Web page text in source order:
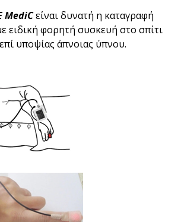
MediCείναι δυνατή η καταγραφή
ειδική φορητή συσκευή στο σπίτι
υποψίας άπνοιας ύπνου.